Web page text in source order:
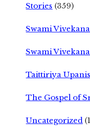
Stories (359)
Swami
Swami
Taittiriya
The Gospel of
Uncategorized